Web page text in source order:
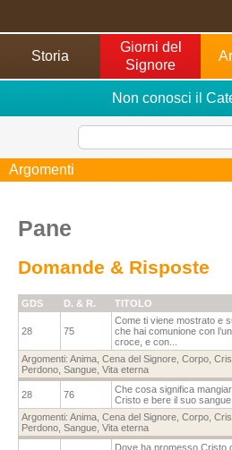
Storia
Giorni del
Signore
Non conosci il
Argomenti
Pane
Domande & Risposte
GDS D. & R. TITOLO
28 75
Come ti viene mostrato e
che hai comunione con
croce, e con...
Argomenti: Anima Cena del Signore Corpo
Perdono Sangue Vita eterna
28 76
Che cosa significa
Cristo e bere il suo
Argomenti: Anima Cena del Signore Corpo
Perdono Sangue Vita eterna
Dove ha promesso Cristo